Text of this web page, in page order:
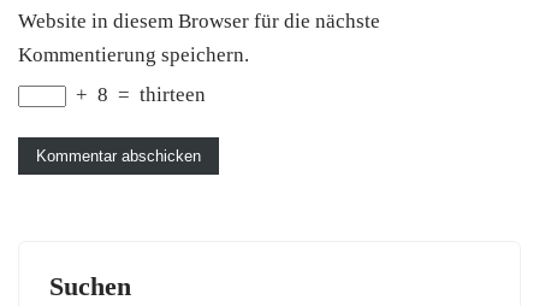
Website in diesem Browser für die nächste
Kommentierung speichern.
+ 8 = thirteen
Suchen